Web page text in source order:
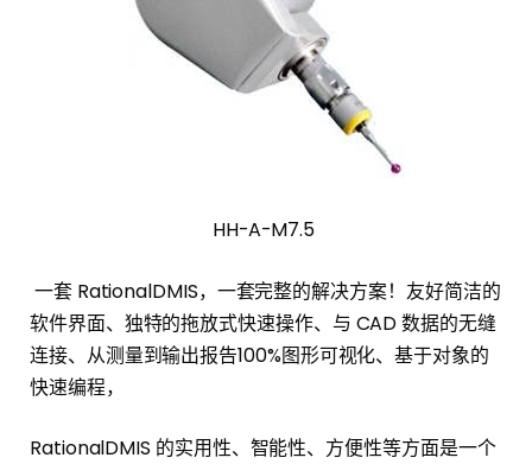
HH-A-M7.5
一套 RationalDMIS，一套完整的解决方案！友好简洁的
软件界面、独特的拖放式快速操作、与 CAD 数据的无缝
连接、从测量到输出报告100%图形可视化、基于对象的
快速编程，
RationalDMIS 的实用性、智能性、方便性等方面是一个